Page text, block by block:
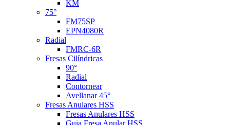
KM
75°
FM75SP
EPN4080R
Radial
FMRC-6R
Fresas Cilíndricas
90°
Radial
Contornear
Avellanar 45°
Fresas Anulares HSS
Fresas Anulares HSS
Guia Fresa Anular HSS